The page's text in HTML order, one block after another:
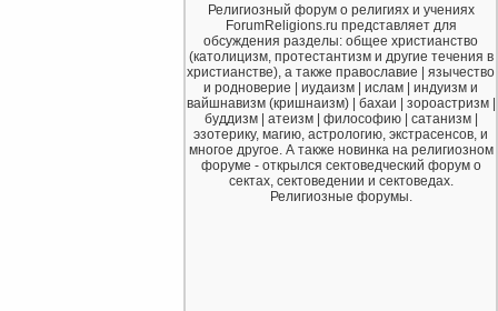
Религиозный форум о религиях и учениях
ForumReligions.ru представляет для
обсуждения разделы: общее христианство
(католицизм, протестантизм и другие течения в
христианстве), а также православие | язычество
и родноверие | иудаизм | ислам | индуизм и
вайшнавизм (кришнаизм) | бахаи | зороастризм |
буддизм | атеизм | философию | сатанизм |
эзотерику, магию, астрологию, экстрасенсов, и
многое другое. А также новинка на религиозном
форуме - открылся сектоведческий форум о
сектах, сектоведении и сектоведах.
Религиозные форумы.